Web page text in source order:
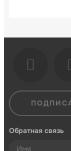
Обратная связь